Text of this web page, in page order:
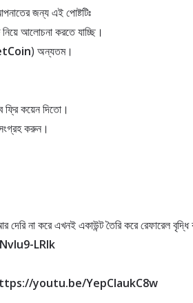
জন্য এই পোষ্টটিঃ
আলোচনা করতে যাচ্ছি।
) অন্যতম।
কয়েন দিতো।
করুন।
করে এখনই একাউন্ট তৈরি করে রেফারেল বৃদ্ধি
LRlk
youtu.be/YepCIaukC8w